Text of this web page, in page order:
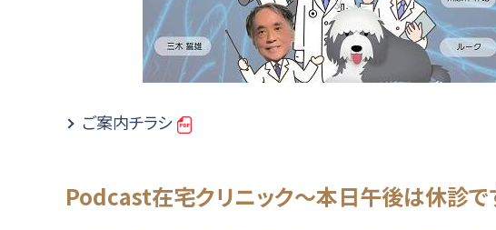
ご案内チラシ
Podcast在宅クリニック～本日午後は休診で